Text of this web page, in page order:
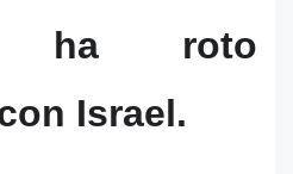
ha roto
Israel.